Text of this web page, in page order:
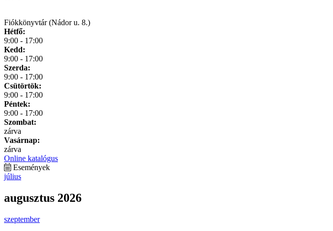
Fiókkönyvtár (Nádor u. 8.)
Hétfő:
9:00 - 17:00
Kedd:
9:00 - 17:00
Szerda:
9:00 - 17:00
Csütörtök:
9:00 - 17:00
Péntek:
9:00 - 17:00
Szombat:
zárva
Vasárnap:
zárva
Online katalógus
Események
július
augusztus 2026
szeptember